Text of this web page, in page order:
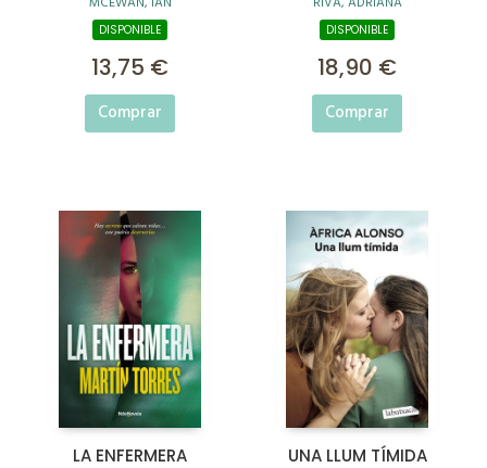
DISPONIBLE
13,75 €
Comprar
DISPONIBLE
18,90 €
Comprar
LA ENFERMERA UNA LLUM TÍMIDA